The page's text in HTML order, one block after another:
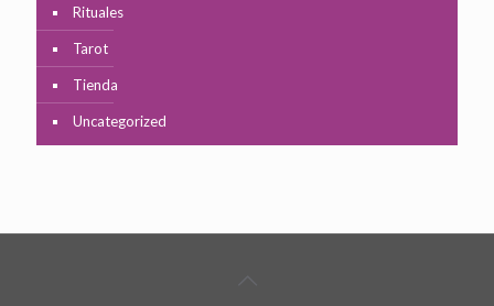
Rituales
Tarot
Tienda
Uncategorized